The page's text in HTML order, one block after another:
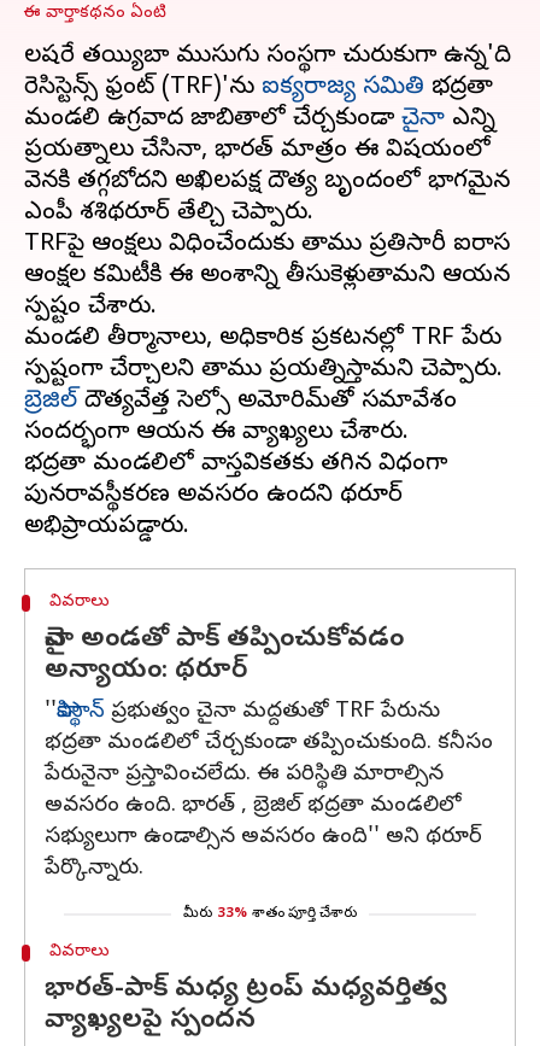
ఈ వార్తాకథనం ఏంటి
లష్కరే తయ్యిబా ముసుగు సంస్థగా చురుకుగా ఉన్న'ది
రెసిస్టెన్స్‌ ఫ్రంట్‌ (TRF)'ను ఐక్యరాజ్య సమితి భద్రతా
మండలి ఉగ్రవాద జాబితాలో చేర్చకుండా చైనా ఎన్ని
ప్రయత్నాలు చేసినా, భారత్ మాత్రం ఈ విషయంలో
వెనక్కి తగ్గబోదని అఖిలపక్ష దౌత్య బృందంలో భాగమైన
ఎంపీ శశిథరూర్ తేల్చి చెప్పారు.
TRF‌పై ఆంక్షలు విధించేందుకు తాము ప్రతిసారీ ఐరాస
ఆంక్షల కమిటీకి ఈ అంశాన్ని తీసుకెళ్లుతామని ఆయన
స్పష్టం చేశారు.
మండలి తీర్మానాలు, అధికారిక ప్రకటనల్లో TRF పేరు
బ్రెజిల్‌ దౌత్యవేత్త సెల్సో అమోరిమ్‌తో సమావేశం
సందర్భంగా ఆయన ఈ వ్యాఖ్యలు చేశారు.
భద్రతా మండలిలో వాస్తవికతకు తగిన విధంగా
పునరావస్థీకరణ అవసరం ఉందని థరూర్
వివరాలు
చైనా అండతో పాక్‌ తప్పించుకోవడం
అన్యాయం: థరూర్‌
''పాకిస్థాన్‌ ప్రభుత్వం చైనా మద్దతుతో TRF పేరును
భద్రతా మండలిలో చేర్చకుండా తప్పించుకుంది. కనీసం
పేరునైనా ప్రస్తావించలేదు. ఈ పరిస్థితి మారాల్సిన
అవసరం ఉంది. భారత్‌ , బ్రెజిల్‌ భద్రతా మండలిలో
సభ్యులుగా ఉండాల్సిన అవసరం ఉంది'' అని థరూర్‌
పేర్కొన్నారు.
మీరు 33% శాతం పూర్తి చేశారు
వివరాలు
భారత్‌-పాక్‌ మధ్య ట్రంప్‌ మధ్యవర్తిత్వ
వ్యాఖ్యలపై స్పందన